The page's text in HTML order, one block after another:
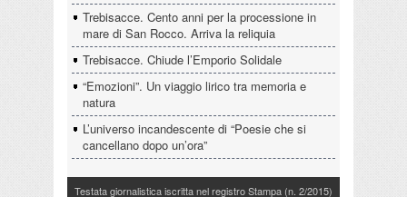
Trebisacce. Cento anni per la processione in
mare di San Rocco. Arriva la reliquia
Trebisacce. Chiude l’Emporio Solidale
“Emozioni”. Un viaggio lirico tra memoria e
natura
L’universo incandescente di “Poesie che si
cancellano dopo un’ora”
Testata giornalistica iscritta nel registro Stampa (n. 2/2015)